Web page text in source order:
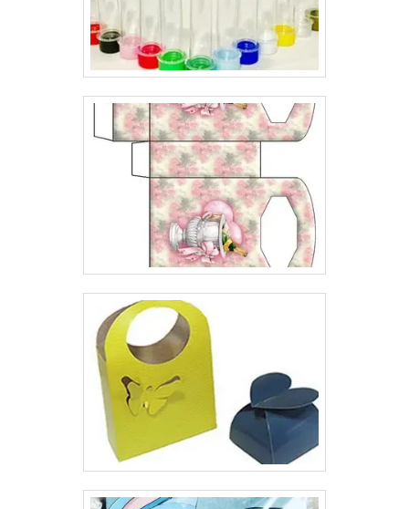
possuem características especiais, e não é para menos.
Seu valor na decisão de escolha do consumidor é
extremamente relevante. Por esse motivo, ela é
extremamente importante.Ao possuir interesse em
desenvolver a impressão de embalagens para
cosméticos preço é imprescindível contar com uma
empresa séria, que já esteja atuando no mercado há
algum tempo, pesquise as melhores e dê uma
identificação perfeita para o seu produto..